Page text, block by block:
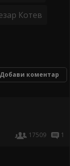
Котев
Добави коментар
17509
1